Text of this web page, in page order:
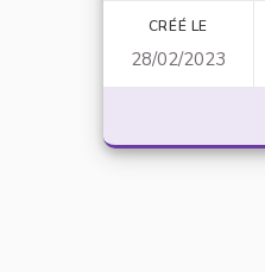
CRÉÉ LE
28/02/2023